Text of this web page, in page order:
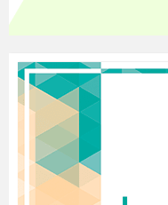
надходять
Газом
газ.
5.Укажіть
стосуються